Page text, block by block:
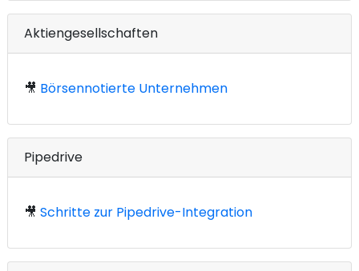
Aktiengesellschaften
🎥 Börsennotierte Unternehmen
Pipedrive
🎥 Schritte zur Pipedrive-Integration